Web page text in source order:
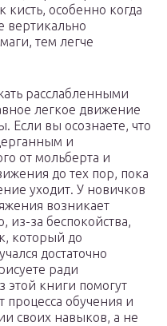
кисть, особенно когда
вертикально
тем легче
расслабленными
легкое движение
Если вы осознаете, что
и
от мольберта и
до тех пор, пока
уходит. У новичков
возникает
из-за беспокойства,
который до
достаточно
ради
этой книги помогут
процесса обучения и
своих навыков, а не